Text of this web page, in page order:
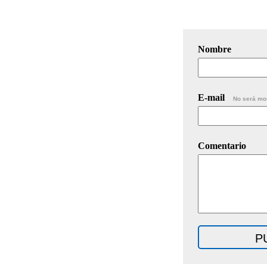
Nombre
E-mail No será
Comentario